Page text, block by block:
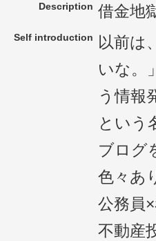
Description 借金地
Self introduction
以前は
いな。
う情報
という
ブログ
色々あ
公務員
不動産